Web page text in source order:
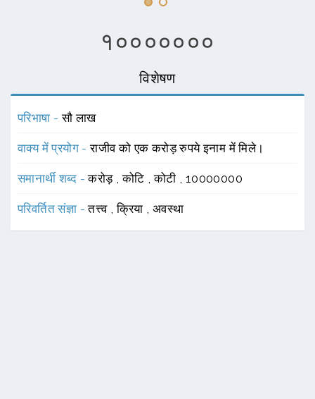
१०००००००
विशेषण
परिभाषा -सौ लाख
वाक्य में प्रयोग -राजीव को एक करोड़ रुपये इनाम में मिले।
समानार्थी शब्द -करोड़ ,कोटि ,कोटी , 10000000
परिवर्तित संज्ञा -तत्त्व ,क्रिया , अवस्था